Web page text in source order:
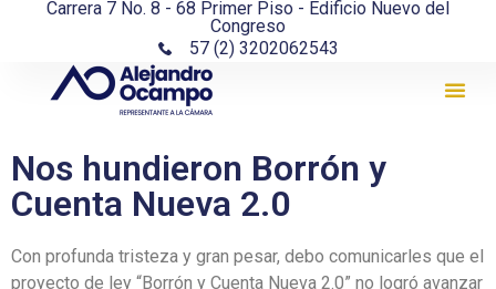
Carrera 7 No. 8 - 68 Primer Piso - Edificio Nuevo del
Congreso
57 (2) 3202062543
Nos hundieron Borrón y
Cuenta Nueva 2.0
Con profunda tristeza y gran pesar, debo comunicarles que el
proyecto de ley “Borrón y Cuenta Nueva 2.0” no logró avanzar